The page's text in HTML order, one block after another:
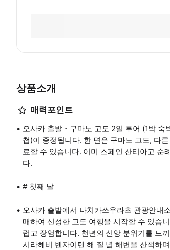
상품소개
매력포인트
오사카 출발・구마노 고도 2일 투어 (1박
첩)이 증정됩니다. 한 면은 구마노 고도, 다
료할 수 있습니다. 이미 스페인 산티아고 순
다.
# 첫째 날
오사카 출발에서 나치카쓰우라초 관광안내
매하여 신성한 고도 여행을 시작할 수 있습
럽고 장엄합니다. 천년의 신앙 분위기를 느
시라헤비 벤자이텐 해 질 녘 해변을 산책하